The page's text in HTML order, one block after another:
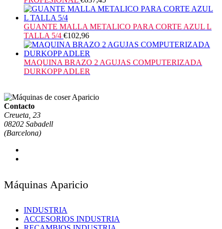
GUANTE MALLA METALICO PARA CORTE AZUL L
TALLA 5/4 €102,96
MAQUINA BRAZO 2 AGUJAS COMPUTERIZADA
DURKOPP ADLER
Contacto
Creueta, 23
08202 Sabadell
(Barcelona)
Máquinas Aparicio
INDUSTRIA
ACCESORIOS INDUSTRIA